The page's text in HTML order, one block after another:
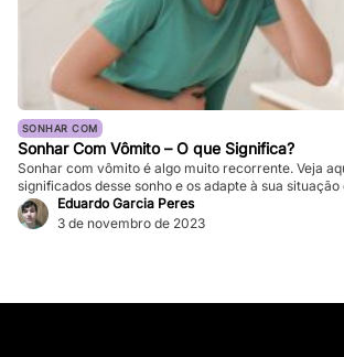
SONHAR COM
Sonhar Com Vômito – O que Significa?
Sonhar com vômito é algo muito recorrente. Veja
significados desse sonho e os adapte à sua situação
Eduardo Garcia Peres
3 de novembro de 2023